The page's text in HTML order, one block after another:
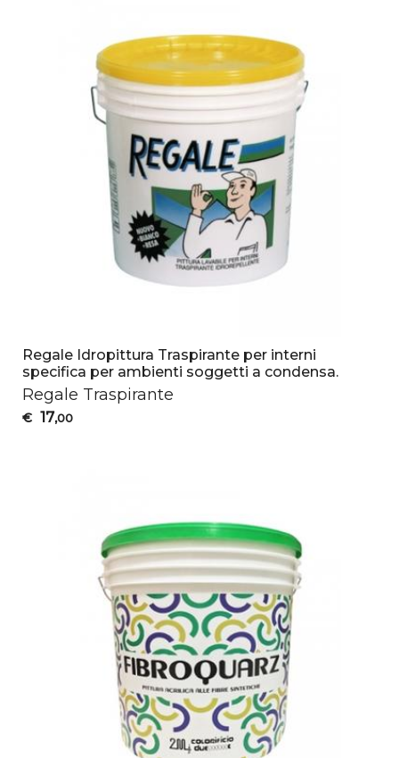
Regale Idropittura Traspirante per interni
specifica per ambienti soggetti a condensa.
Regale Traspirante
€ 17,00